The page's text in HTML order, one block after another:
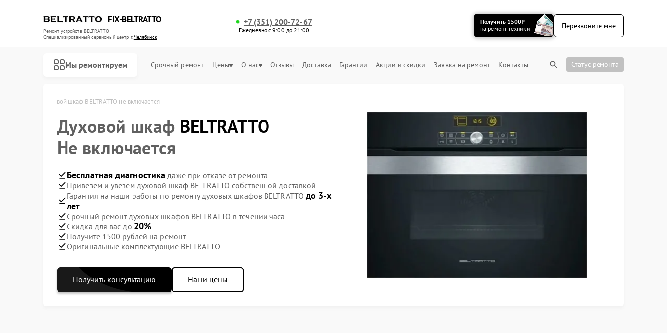
FIX-BELTRATTO
Ремонт устройств BELTRATTO
Специализированный cервисный центр г.Челябинск
+7 (351) 200-72-67
Ежедневно с 9:00 до 21:00
Получить 1500₽
на ремонт техники
Перезвоните мне
Мы ремонтируем Срочный ремонт Цены О нас Отзывы Доставка Гарантии Акции и скидки Заявка на ремонт Контакты Статус ремонта
Духовой шкаф BELTRATTO не включается
Духовой шкаф BELTRATTO
Не включается
Бесплатная диагностика даже при отказе от ремонта
Привезем и увезем духовой шкаф BELTRATTO собственной доставкой
Гарантия на наши работы по ремонту духовых шкафов BELTRATTO до 3-х
лет
Срочный ремонт духовых шкафов BELTRATTO в течении часа
Скидка для вас до 20%
Получите 1500 рублей на ремонт
Оригинальные комплектующие BELTRATTO
Получить консультацию Наши цены